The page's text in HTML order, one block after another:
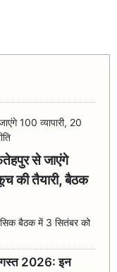
से जाएंगे
की तैयारी, बैठक
बैठक में 3 सितंबर को
2026: इन